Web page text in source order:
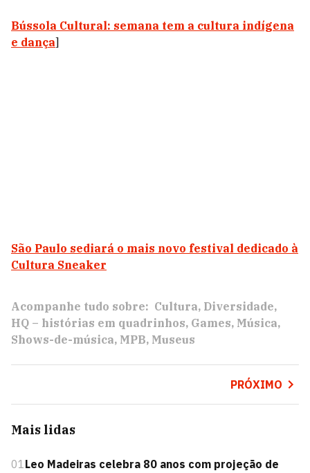
Bússola Cultural: semana tem a cultura indígena
e dança]
São Paulo sediará o mais novo festival dedicado à
Cultura Sneaker
Acompanhe tudo sobre: Cultura Diversidade
HQ – histórias em quadrinhos Games Música
Shows-de-música MPB Museus
PRÓXIMO
Mais lidas
01Leo Madeiras celebra 80 anos com projeção de